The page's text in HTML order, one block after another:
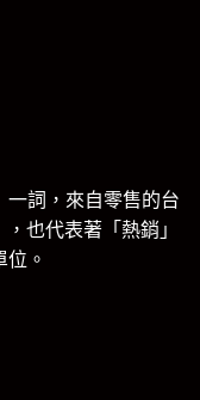
詞，來自零售的台
也代表著「熱銷」
。